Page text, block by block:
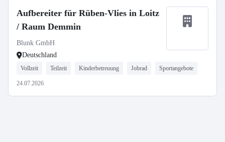
Aufbereiter für Rüben-Vlies in Loitz
/ Raum Demmin
Blunk GmbH
Deutschland
Vollzeit Teilzeit Kinderbetreuung Jobrad Sportangebote
24.07.2026